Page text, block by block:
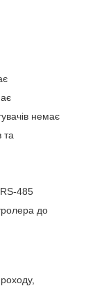
немає
та
485
до